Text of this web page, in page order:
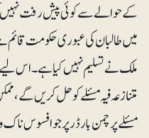
کے حوالے سے کوئی پیش رفت نہیں
میں طالبان کی عبوری حکومت قائم
ملک نے تسلیم نہیں کیا ہے۔ اس لیے
مسئلے پر چمن بارڈر پر جو افسوس